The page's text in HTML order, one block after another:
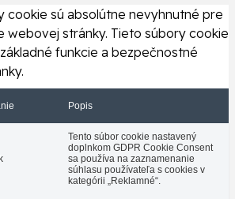
cookie sú absolútne nevyhnutné pre
webovej stránky. Tieto súbory cookie
funkcie a bezpečnostné
Popis
Tento súbor cookie nastavený
doplnkom GDPR Cookie Consent
sa používa na zaznamenanie
súhlasu používateľa s cookies v
kategórii „Reklamné“.